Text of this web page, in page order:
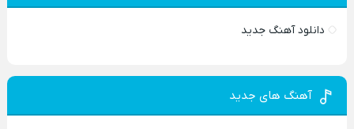
دانلود آهنگ جدید
آهنگ های جدید